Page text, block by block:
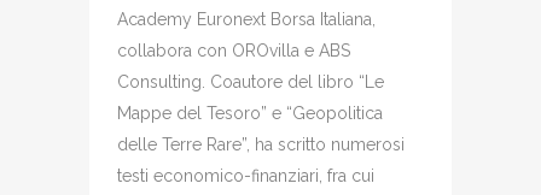
Academy Euronext Borsa Italiana,
collabora con OROvilla e ABS
Consulting. Coautore del libro “Le
Mappe del Tesoro” e “Geopolitica
delle Terre Rare”, ha scritto numerosi
testi economico-finanziari, fra cui